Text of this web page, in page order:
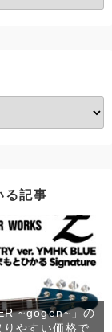
る記事
~gogen~」の
やすい価格で